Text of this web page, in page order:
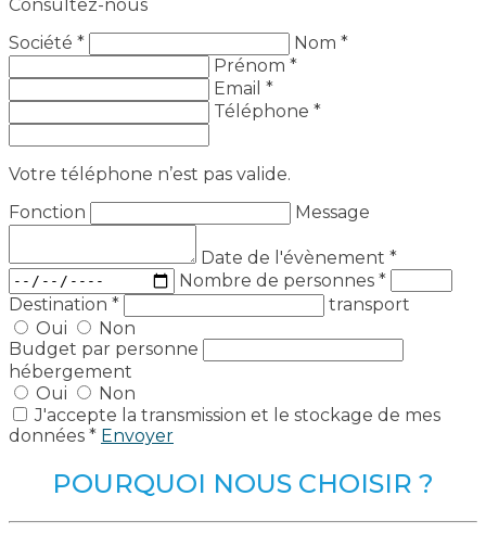
Consultez-nous
Société *
Nom *
Prénom *
Email *
Téléphone *
Votre téléphone n’est pas valide.
Fonction
Message
Date de l'évènement *
Nombre de personnes *
Destination *
transport
Oui
Non
Budget par personne
hébergement
Oui
Non
J'accepte la transmission et le stockage de mes
données * Envoyer
POURQUOI NOUS CHOISIR ?